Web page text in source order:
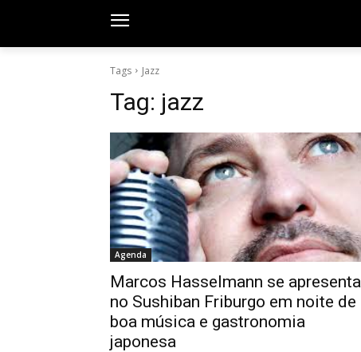
Tags Jazz
Tag: jazz
Agenda
Marcos Hasselmann se apresenta
no Sushiban Friburgo em noite de
boa música e gastronomia
japonesa